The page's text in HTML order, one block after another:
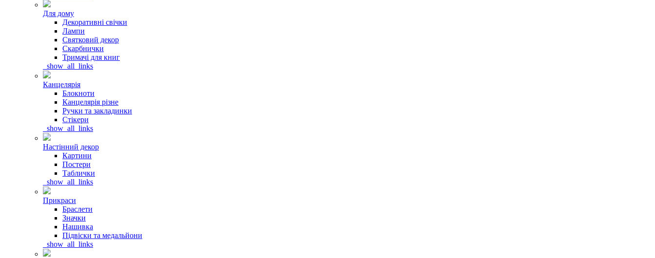
Для дому
Декоративні свічки
Лампи
Святковий декор
Скарбнички
Тримачі для книг
_show_all_links
Канцелярія
Блокноти
Канцелярія різне
Ручки та закладинки
Стікери
_show_all_links
Настінний декор
Картини
Постери
Таблички
_show_all_links
Прикраси
Браслети
Значки
Нашивка
Підвіски та медальйони
_show_all_links